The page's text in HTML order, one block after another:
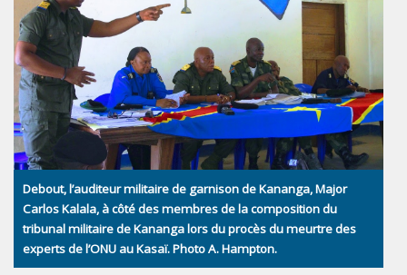
Debout, l’auditeur militaire de garnison de Kananga, Major
Carlos Kalala, à côté des membres de la composition du
tribunal militaire de Kananga lors du procès du meurtre des
experts de l’ONU au Kasaï. Photo A. Hampton.